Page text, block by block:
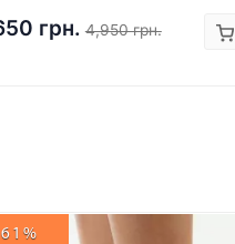
грн. 4,950 грн.